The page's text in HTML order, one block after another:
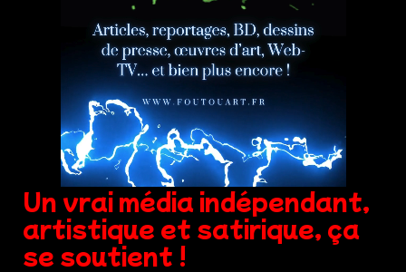
Un vrai média indépendant,
artistique et satirique, ça
se soutient !